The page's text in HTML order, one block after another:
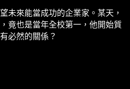
未來能當成功的企業家。某天，
竟也是當年全校第一，他開始質
必然的關係？